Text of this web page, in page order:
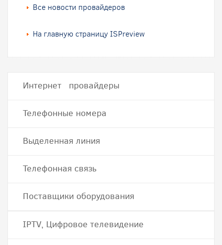
Все новости провайдеров
На главную страницу ISPreview
Интернет провайдеры
Телефонные номера
Выделенная линия
Телефонная связь
Поставщики оборудования
IPTV, Цифровое телевидение